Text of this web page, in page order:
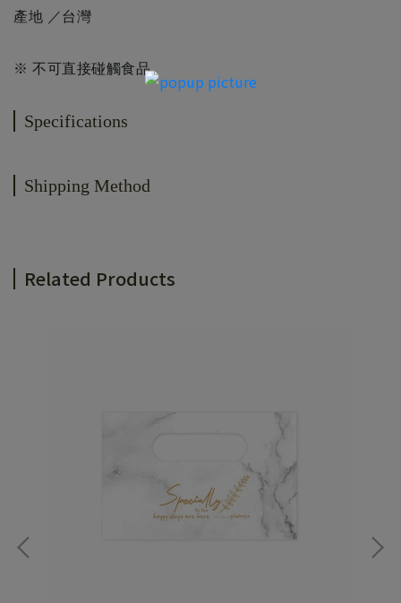
產地 ／台灣
※ 不可直接碰觸食品
Specifications
Shipping Method
Related Products